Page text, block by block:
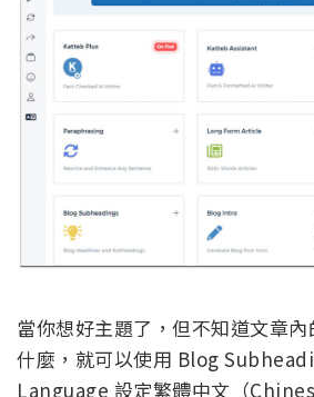
當你想好主題了，但不知道文章
什麼，就可以使用 Blog
Language 設定繁體中文（